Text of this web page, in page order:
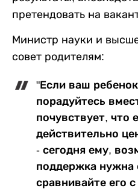
претендовать на
Министр науки и
совет родителям:
"Если ваш
порадуйтесь
почувствует, что
действительно
- сегодня ему,
поддержка
сравнивайте его